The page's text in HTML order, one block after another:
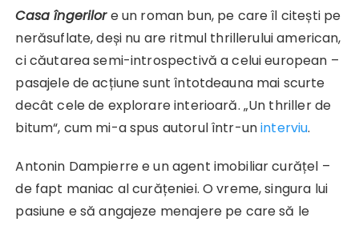
Casa îngerilore un roman bun, pe care îl citești pe
nerăsuflate, deși nu are ritmul thrillerului american,
ci căutarea semi-introspectivă a celui european –
pasajele de acțiune sunt întotdeauna mai scurte
decât cele de explorare interioară. „Un thriller de
bitum“, cum mi-a spus autorul într-uninterviu.
Antonin Dampierre e un agent imobiliar curățel –
de fapt maniac al curățeniei. O vreme, singura lui
pasiune e să angajeze menajere pe care să le